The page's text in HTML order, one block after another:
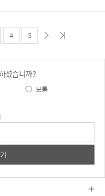
4 5
셨습니까?
보통